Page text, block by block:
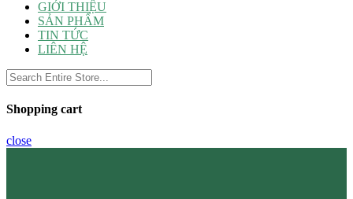
GIỚI THIỆU
SẢN PHẨM
TIN TỨC
LIÊN HỆ
Shopping cart
close